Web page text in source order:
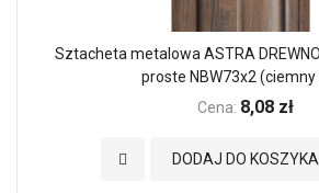
Sztacheta metalowa ASTRA
proste NBW73x2 (ciemny
Cena: 8,08 zł
DODAJ DO KOSZYKA
Dodaj do Ulubionych